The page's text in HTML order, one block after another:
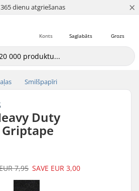
365 dienu atgriešanas
4.8 no 5 ×
Grozs
Saglabāts
Konts
Smilšpapīri
Duty
7,95 SAVE EUR 3,00